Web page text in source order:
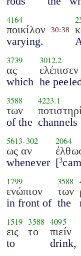
4164
ποικίλον
varying.
30:38
3739
ας
which
3012.2
ελέπισεν
he
3588
των
of the
4223.1
channels
5613-302
ως αν
whenever
2064
[3
1799
ενώπιον
in front of
3588
των
the
1519
εις
to
3588
το
4095
πιείν
drink,